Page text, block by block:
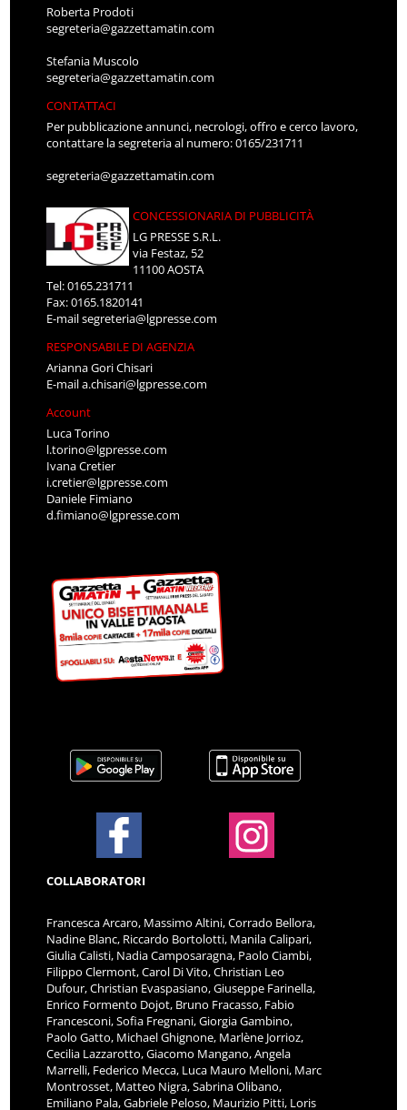
Roberta Prodoti
segreteria@gazzettamatin.com
Stefania Muscolo
segreteria@gazzettamatin.com
CONTATTACI
Per pubblicazione annunci, necrologi, offro e cerco lavoro,
contattare la segreteria al numero: 0165/231711
segreteria@gazzettamatin.com
CONCESSIONARIA DI PUBBLICITÀ
LG PRESSE S.R.L.
via Festaz, 52
11100 AOSTA
Tel: 0165.231711
Fax: 0165.1820141
E-mailsegreteria@lgpresse.com
RESPONSABILE DI AGENZIA
Arianna Gori Chisari
E-maila.chisari@lgpresse.com
Account
Luca Torino
l.torino@lgpresse.com
Ivana Cretier
i.cretier@lgpresse.com
Daniele Fimiano
d.fimiano@lgpresse.com
COLLABORATORI
Francesca Arcaro, Massimo Altini, Corrado Bellora,
Nadine Blanc, Riccardo Bortolotti, Manila Calipari,
Giulia Calisti, Nadia Camposaragna, Paolo Ciambi,
Filippo Clermont, Carol Di Vito, Christian Leo
Dufour, Christian Evaspasiano, Giuseppe Farinella,
Enrico Formento Dojot, Bruno Fracasso, Fabio
Francesconi, Sofia Fregnani, Giorgia Gambino,
Paolo Gatto, Michael Ghignone, Marlène Jorrioz,
Cecilia Lazzarotto, Giacomo Mangano, Angela
Marrelli, Federico Mecca, Luca Mauro Melloni, Marc
Montrosset, Matteo Nigra, Sabrina Olibano,
Emiliano Pala, Gabriele Peloso, Maurizio Pitti, Loris